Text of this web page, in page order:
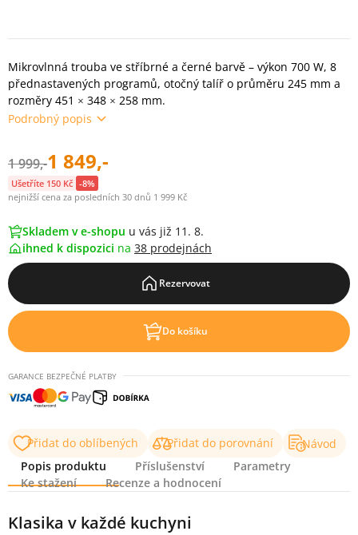
Mikrovlnná trouba ve stříbrné a černé barvě – výkon 700 W, 8
přednastavených programů, otočný talíř o průměru 245 mm a
rozměry 451 × 348 × 258 mm.
Podrobný popis
1 999,-1 849,-
Ušetříte 150 Kč -8%
nejnižší cena za posledních 30 dnů 1 999 Kč
Skladem v e-shopu u vás již 11. 8.
ihned k dispozici na 38 prodejnách
Rezervovat
Do košíku
GARANCE BEZPEČNÉ PLATBY
Přidat do oblíbených Přidat do porovnání
Návod
Popis produktu
Příslušenství
Parametry
Ke stažení
Recenze a hodnocení
Popis produktu
Klasika v každé kuchyni